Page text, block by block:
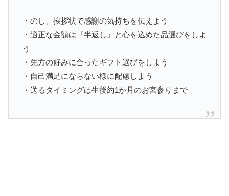
・のし、挨拶状で感謝の気持ちを伝えよう
・適正な金額は『半返し』と心を込めた品選びをしよ
う
・先方の好みに合ったギフト選びをしよう
・自己満足にならない様に配慮しよう
・送るタイミングは生後約1か月のお宮参りまで